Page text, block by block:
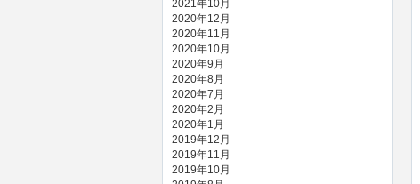
2021年10月
2020年12月
2020年11月
2020年10月
2020年9月
2020年8月
2020年7月
2020年2月
2020年1月
2019年12月
2019年11月
2019年10月